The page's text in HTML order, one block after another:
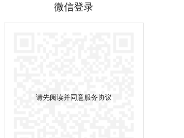
微信登录
请先阅读并同意服务协议